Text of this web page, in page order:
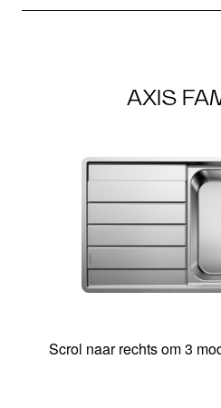
AXIS
Scrol naar rechts om 3